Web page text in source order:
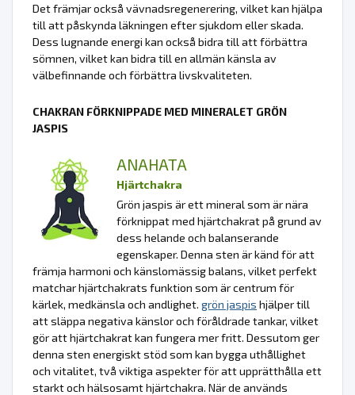
Det främjar också vävnadsregenerering, vilket kan hjälpa
till att påskynda läkningen efter sjukdom eller skada.
Dess lugnande energi kan också bidra till att förbättra
sömnen, vilket kan bidra till en allmän känsla av
välbefinnande och förbättra livskvaliteten.
CHAKRAN FÖRKNIPPADE MED MINERALET GRÖN
JASPIS
ANAHATA
Hjärtchakra
Grön jaspis är ett mineral som är nära
förknippat med hjärtchakrat på grund av
dess helande och balanserande
egenskaper. Denna sten är känd för att
främja harmoni och känslomässig balans, vilket perfekt
matchar hjärtchakrats funktion som är centrum för
kärlek, medkänsla och andlighet. grön jaspis hjälper till
att släppa negativa känslor och föråldrade tankar, vilket
gör att hjärtchakrat kan fungera mer fritt. Dessutom ger
denna sten energiskt stöd som kan bygga uthållighet
och vitalitet, två viktiga aspekter för att upprätthålla ett
starkt och hälsosamt hjärtchakra. När de används